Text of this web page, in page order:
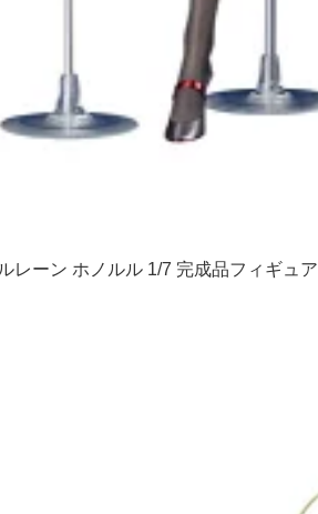
レーン ホノルル 1/7 完成品フィギュア